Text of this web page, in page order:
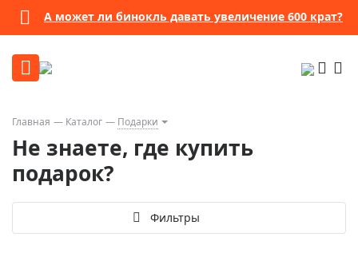
А может ли бинокль давать увеличение 600 крат?
Главная Каталог Подарки
Не знаете, где купить
подарок?
Фильтры